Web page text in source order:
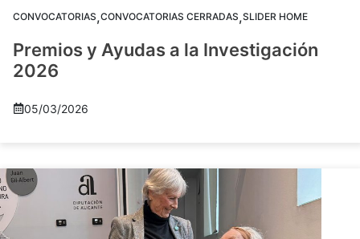
CONVOCATORIAS,CONVOCATORIAS CERRADAS,SLIDER HOME
Premios y Ayudas a la Investigación
2026
05/03/2026